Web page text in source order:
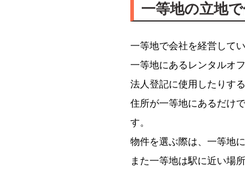
一等地の立地
一等地で会社を経営して
一等地にあるレンタルオ
法人登記に使用したりす
住所が一等地にあるだけ
す。
物件を選ぶ際は、一等地
また一等地は駅に近い場